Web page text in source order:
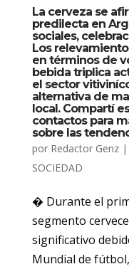
La cerveza se
predilecta en
sociales,
Los
en términos de
bebida triplica
el sector
alternativa de
local. Compartí
contactos para
sobre las
por Redactor Genz|
SOCIEDAD
� Durante el
segmento
significativo
Mundial de